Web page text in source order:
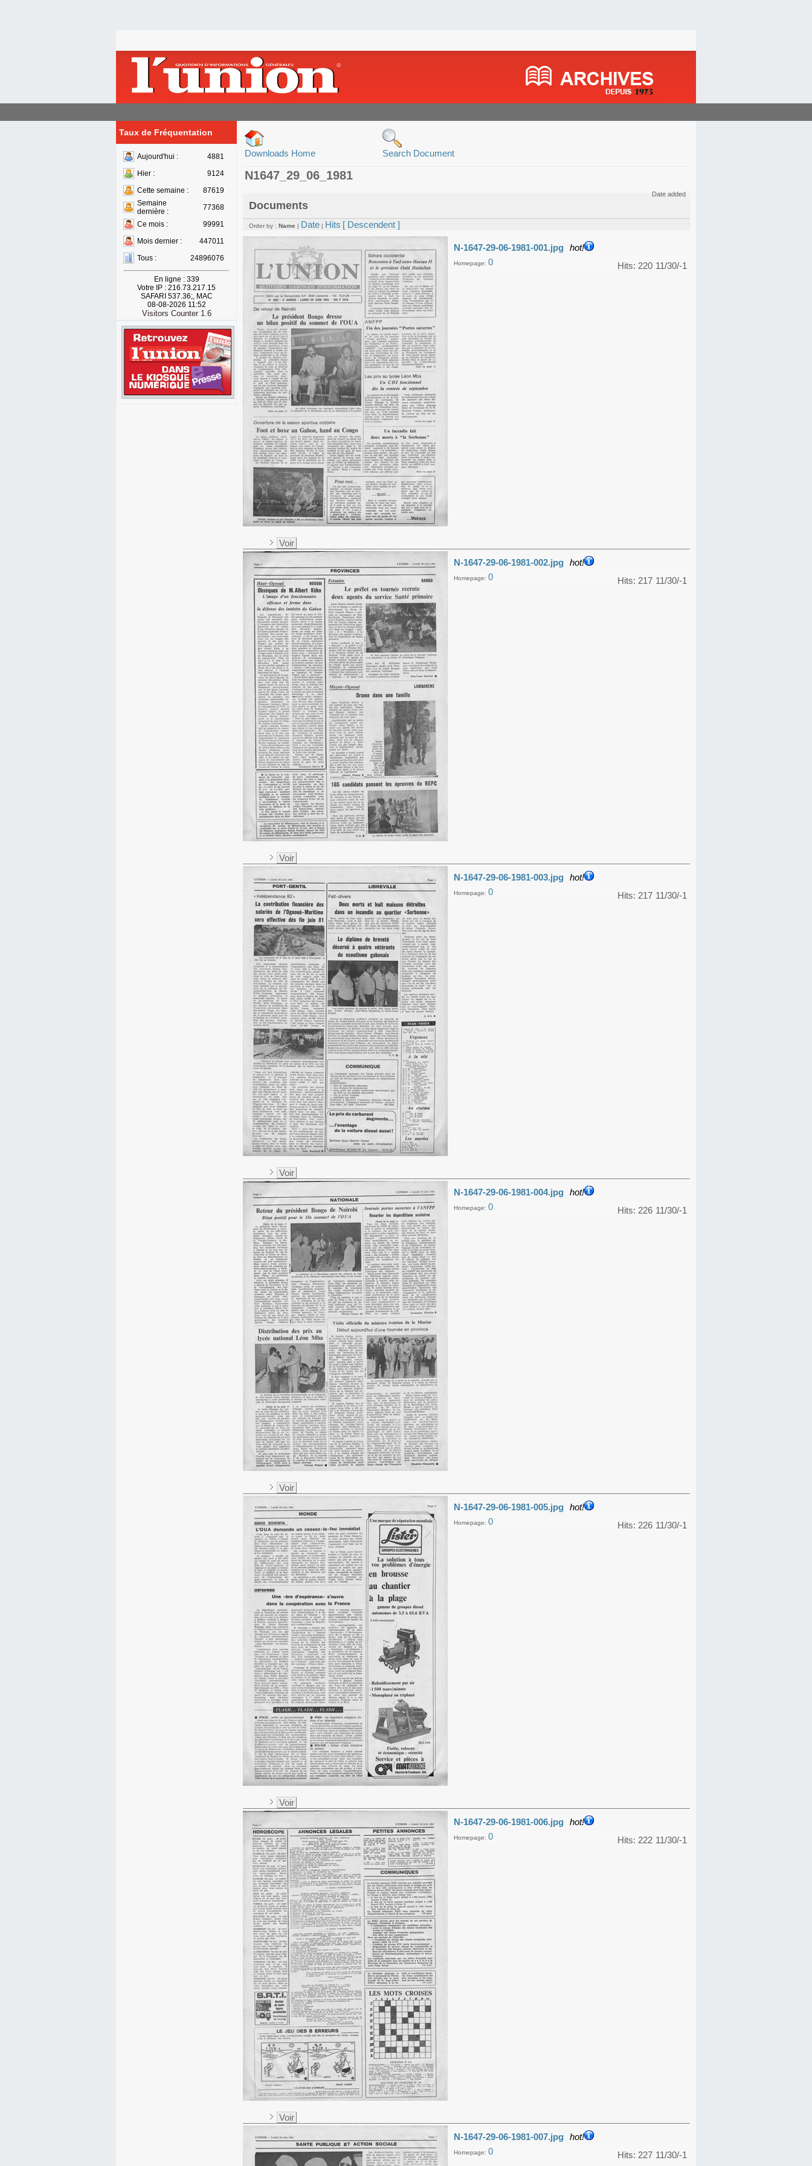
Taux de Fréquentation
Aujourd'hui :
4881
Hier :
9124
Cette semaine :
87619
Semaine
dernière :
77368
Ce mois :
99991
Mois dernier :
447011
Tous :
24896076
En ligne : 339
Votre IP : 216.73.217.15
SAFARI 537.36;, MAC
08-08-2026 11:52
Visitors Counter 1.6
Downloads Home Search Document
N1647_29_06_1981
Documents
Date added
Order by : Name | Date | Hits [ Descendent ]
N-1647-29-06-1981-001.jpg hot!
11/30/-1
Hits: 220
Homepage: 0
Voir
N-1647-29-06-1981-002.jpg hot!
11/30/-1
Hits: 217
Homepage: 0
Voir
N-1647-29-06-1981-003.jpg hot!
11/30/-1
Hits: 217
Homepage: 0
Voir
N-1647-29-06-1981-004.jpg hot!
11/30/-1
Hits: 226
Homepage: 0
Voir
N-1647-29-06-1981-005.jpg hot!
11/30/-1
Hits: 226
Homepage: 0
Voir
N-1647-29-06-1981-006.jpg hot!
11/30/-1
Hits: 222
Homepage: 0
Voir
N-1647-29-06-1981-007.jpg hot!
11/30/-1
Hits: 227
Homepage: 0